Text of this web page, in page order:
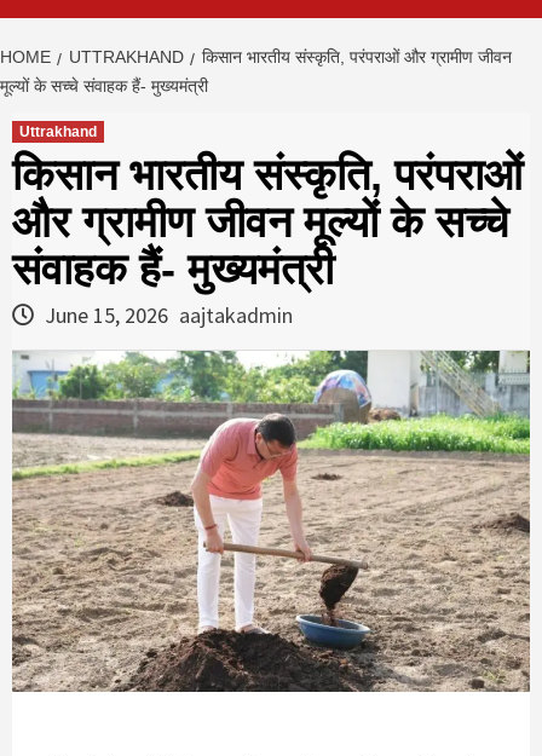
HOME UTTRAKHAND
किसान भारतीय संस्कृति, परंपराओं और ग्रामीण जीवन
मूल्यों के सच्चे संवाहक हैं- मुख्यमंत्री
Uttrakhand
किसान भारतीय संस्कृति, परंपराओं
और ग्रामीण जीवन मूल्यों के सच्चे
संवाहक हैं- मुख्यमंत्री
June 15, 2026 aajtakadmin